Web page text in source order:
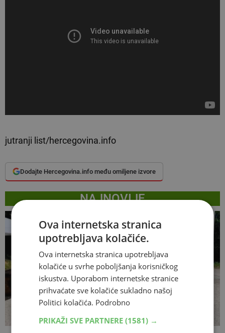
jutranji list/hercegovina.info
Dodajte Hercegovina.info među omiljene izvore
NAJNOVIJE
Ova internetska stranica
upotrebljava kolačiće.
Ova internetska stranica upotrebljava
kolačiće u svrhe poboljšanja korisničkog
iskustva. Uporabom internetske stranice
prihvaćate sve kolačiće sukladno našoj
Politici kolačića. Podrobno
PRIKAŽI SVE PARTNERE (1581) →